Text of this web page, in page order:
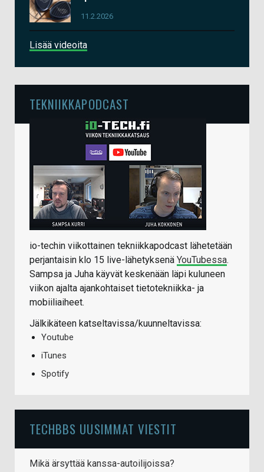
11.2.2026
Lisää videoita
TEKNIIKKAPODCAST
io-techin viikottainen tekniikkapodcast lähetetään
perjantaisin klo 15 live-lähetyksenä YouTubessa.
Sampsa ja Juha käyvät keskenään läpi kuluneen
viikon ajalta ajankohtaiset tietotekniikka- ja
mobiiliaiheet.
Jälkikäteen katseltavissa/kuunneltavissa:
Youtube
iTunes
Spotify
TECHBBS UUSIMMAT VIESTIT
Mikä ärsyttää kanssa-autoilijoissa?